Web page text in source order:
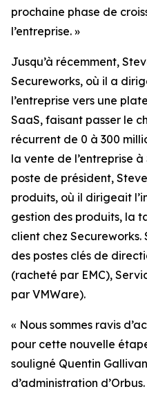
prochaine phase de
l’entreprise. »
Jusqu’à récemment,
Secureworks, où il a
l’entreprise vers une
SaaS, faisant passer le
récurrent de 0 à 300
la vente de l’entreprise à
poste de président,
produits, où il dirigeait
gestion des produits, la
client chez
des postes clés de
(racheté par EMC),
par VMWare).
« Nous sommes ravis
pour cette nouvelle
souligné Quentin
d’administration